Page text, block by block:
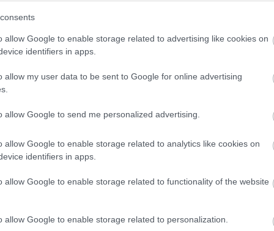
allow Google to enable storage related to advertising like cookies on
identifiers in apps.
allow my user data to be sent to Google for online advertising
allow Google to send me personalized advertising.
allow Google to enable storage related to analytics like cookies on
identifiers in apps.
allow Google to enable storage related to functionality of the website
allow Google to enable storage related to personalization.
de la jornada de octavos de final del Comunio Euro 2024.
y Malen, los más valorados.
Euro 2024: las posibles alineaciones de octavos de final
jornada 4 del Comunio Euro 2024 comienza el sábado a las
participantes en los octavos de final.